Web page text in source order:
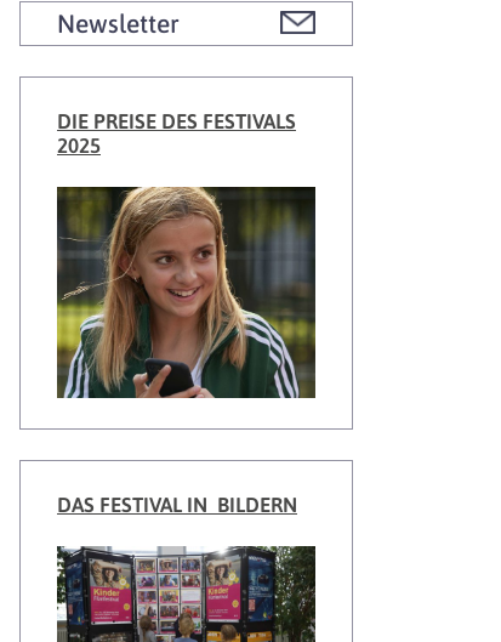
Newsletter
DIE PREISE DES FESTIVALS
2025
DAS FESTIVAL IN BILDERN